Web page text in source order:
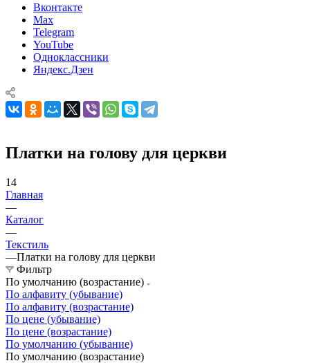
Вконтакте
Max
Telegram
YouTube
Одноклассники
Яндекс.Дзен
Платки на голову для церкви
14
Главная
—
Каталог
—
Текстиль
—Платки на голову для церкви
Фильтр
По умолчанию (возрастание)
По алфавиту (убывание)
По алфавиту (возрастание)
По цене (убывание)
По цене (возрастание)
По умолчанию (убывание)
По умолчанию (возрастание)